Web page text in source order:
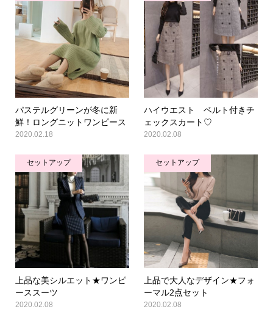
パステルグリーンが冬に新
鮮！ロングニットワンピース
2020.02.18
ハイウエスト ベルト付きチ
ェックスカート♡
2020.02.08
セットアップ
上品な美シルエット★ワンピ
ーススーツ
2020.02.08
セットアップ
上品で大人なデザイン★フォ
ーマル2点セット
2020.02.08